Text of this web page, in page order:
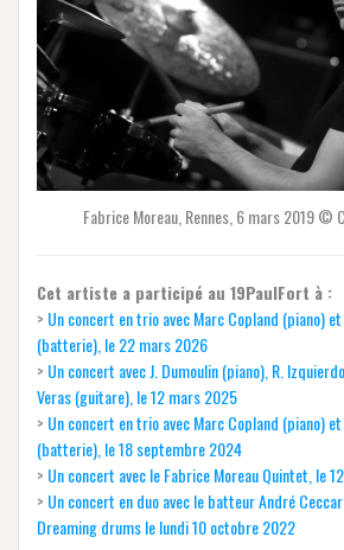
Fabrice Moreau, Rennes, 6 mars 2019 ©
Cet artiste a participé au 19PaulFort à :
> Un concert en trio avec Marc Copland (piano)
(batterie), le 22 mars 2026
> Un concert avec J. Dumoulin (piano), R.
Veras (guitare), le 12 mars 2025
> Un concert en trio avec Marc Copland (piano)
(batterie), le 18 septembre 2024
> Un concert avec le Fabrice Moreau Quintet, le
> Un concert en duo avec le batteur André
Dreaming drums le lundi 10 octobre 2022